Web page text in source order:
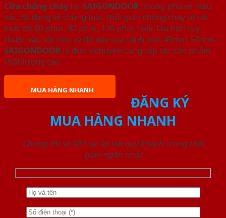
Cửa chống cháytại SAIGONDOOR phong phú về màu
sắc, đa dạng về chủng loại, thời gian chống cháy có các
mức độ 60 phút, 90 phút, 120 phút hoặc lâu hơn tùy
thuộc vào vật liệu và độ dày của cánh cửa: 45mm, 50mm.
SAIGONDOOR là đơn vị chuyên cung cấp các sản phẩm
chất lượng cao.
MUA HÀNG NHANH
ĐĂNG KÝ
MUA HÀNG NHANH
Chúng tôi sẽ liên lạc lại với quý khách trong thời
gian ngắn nhất